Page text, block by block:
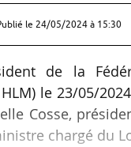
le 24/05/2024 à 15:30
de la
le 23/05/
Cosse,
chargé du